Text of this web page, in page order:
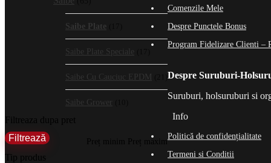
Saibe Plate
Saibe Plate Speciale
Saibe Cu Cauciuc EPDM
Saibe Grower
Filtreaza dupa pret
Preț minim Preț maxim
Filtrează
Tip produs
Comenzile Mele
Despre Punctele Bonus
Program Fidelizare Clienti –
Despre Suruburi-
Suruburi, holsuruburi si
Info
Politică de confidențialitate
Termeni si Conditii